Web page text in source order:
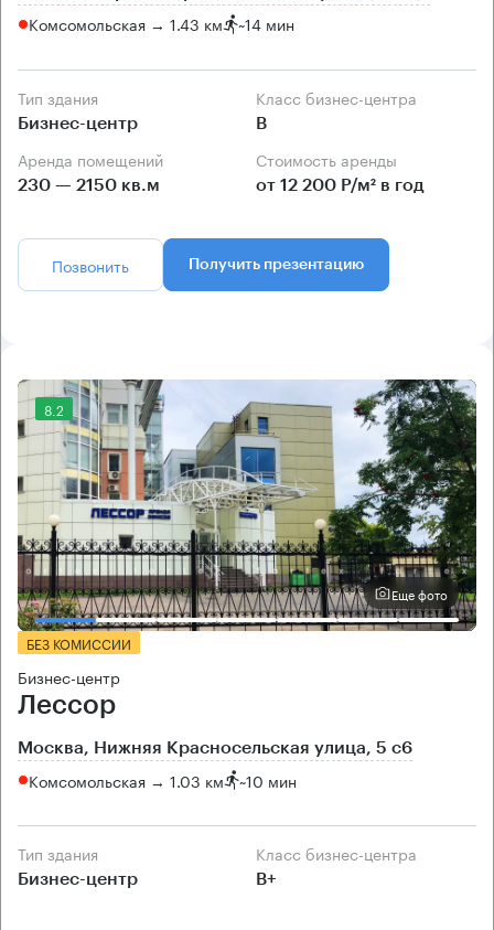
Комсомольская → 1.43 км ~14 мин
Тип здания
Бизнес-центр
Класс бизнес-центра
B
Аренда помещений
230 — 2150 кв.м
Стоимость аренды
от 12 200 Р/м² в год
Позвонить Получить презентацию
8.2
Еще фото
БЕЗ КОМИССИИ
Бизнес-центр
Лессор
Москва, Нижняя Красносельская улица, 5 с6
Комсомольская → 1.03 км ~10 мин
Тип здания
Бизнес-центр
Класс бизнес-центра
B+